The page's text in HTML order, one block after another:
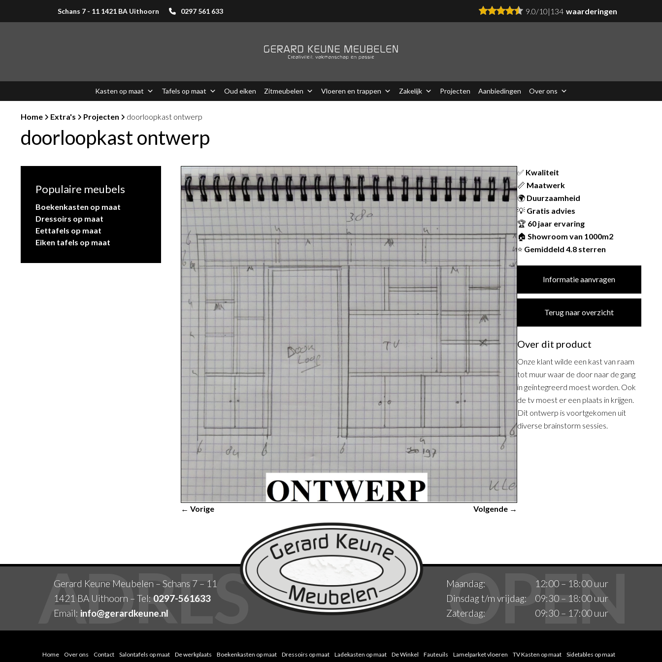
Schans 7 - 11 1421 BA Uithoorn 0297 561 633 9.0/10| 134 waarderingen
Kasten op maat Tafels op maat Oud eiken Zitmeubelen Vloeren en trappen Zakelijk Projecten Aanbiedingen Over ons
Home Extra's Projecten doorloopkast ontwerp
doorloopkast ontwerp
Populaire meubels
Boekenkasten op maat
Dressoirs op maat
Eettafels op maat
Eiken tafels op maat
← Vorige Volgende →
✅ Kwaliteit
📏 Maatwerk
🌍 Duurzaamheid
💡 Gratis advies
🏆 60 jaar ervaring
🏠 Showroom van 1000m2
⭐ Gemiddeld 4.8 sterren
Informatie aanvragen
Terug naar overzicht
Over dit product
Onze klant wilde een kast van raam
tot muur waar de door naar de gang
in geïntegreerd moest worden. Ook
de tv moest er een plaats in krijgen.
Dit ontwerp is voortgekomen uit
diverse brainstorm sessies.
Gerard Keune Meubelen – Schans 7 – 11
1421 BA Uithoorn – Tel: 0297-561633
Email: info@gerardkeune.nl
Maandag:
12:00 – 18:00 uur
Dinsdag t/m vrijdag:
09:30 – 18:00 uur
Zaterdag:
09:30 – 17:00 uur
Home Over ons Contact Salontafels op maat De werkplaats Boekenkasten op maat Dressoirs op maat Ladekasten op maat De Winkel Fauteuils Lamelparket vloeren TV Kasten op maat Sidetables op maat